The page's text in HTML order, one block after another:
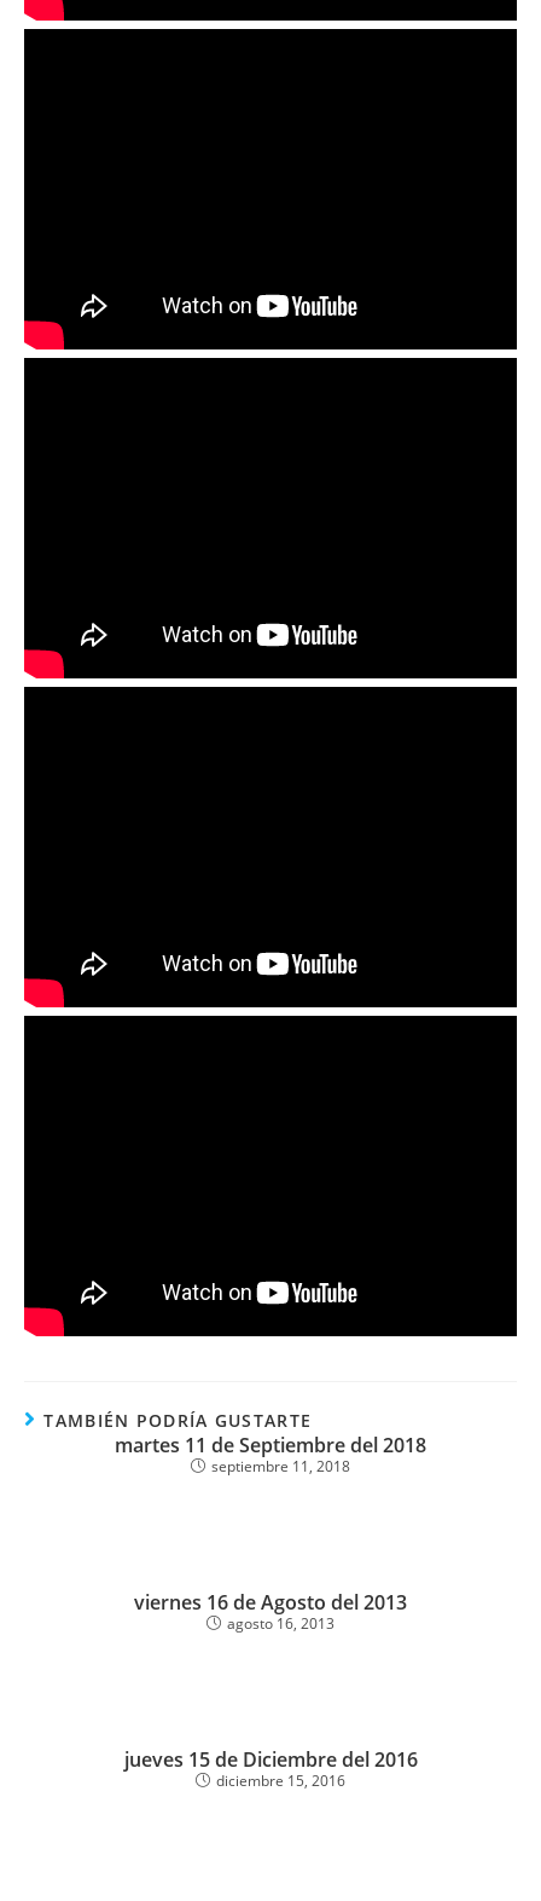
TAMBIÉN PODRÍA GUSTARTE
martes 11 de Septiembre del 2018
septiembre 11, 2018
viernes 16 de Agosto del 2013
agosto 16, 2013
jueves 15 de Diciembre del 2016
diciembre 15, 2016